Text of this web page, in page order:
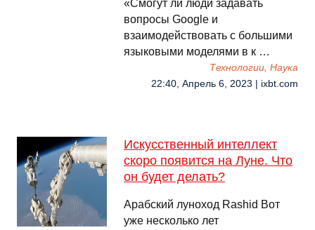
«Смогут ли люди задавать
вопросы Google и
взаимодействовать с большими
языковыми моделями в к …
Технологии, Наука
22:40, Апрель 6, 2023 | ixbt.com
Искусственный интеллект
скоро появится на Луне. Что
он будет делать?
Арабский луноход Rashid Вот
уже несколько лет